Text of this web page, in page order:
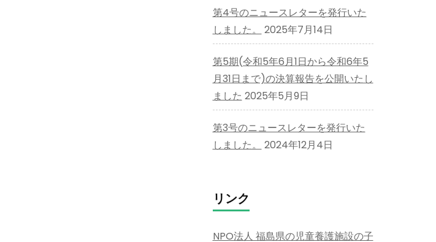
第4号のニュースレターを発行いた
しました。
2025年7月14日
第5期(令和5年6月1日から令和6年5
月31日まで)の決算報告を公開いたし
ました 2025年5月9日
第3号のニュースレターを発行いた
しました。
2024年12月4日
リンク
NPO法人 福島県の児童養護施設の子